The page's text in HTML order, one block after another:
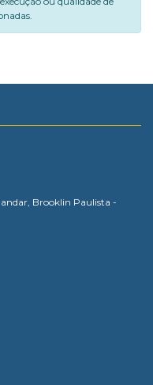
andar, Brooklin Paulista -